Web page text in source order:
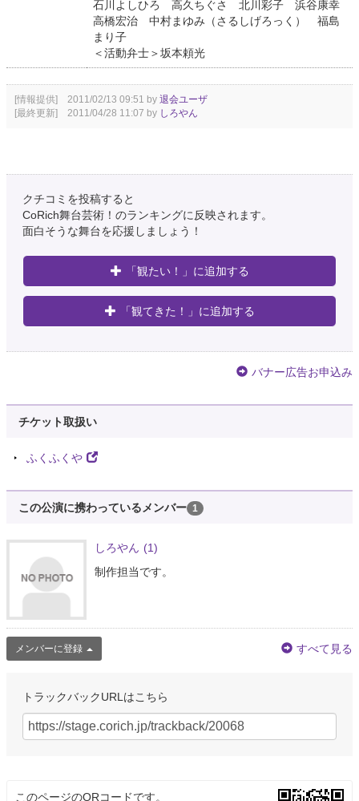
石川よしひろ 高久ちぐさ 北川彩子 浜谷康幸
高橋宏治 中村まゆみ（さるしげろっく） 福島
まり子
＜活動弁士＞坂本頼光
[情報提供] 2011/02/13 09:51 by 退会ユーザ
[最終更新] 2011/04/28 11:07 by しろやん
クチコミを投稿すると
CoRich舞台芸術！のランキングに反映されます。
面白そうな舞台を応援しましょう！
「観たい！」に追加する
「観てきた！」に追加する
バナー広告お申込み
チケット取扱い
ふくふくや
この公演に携わっているメンバー 1
しろやん (1)
制作担当です。
メンバーに登録 すべて見る
トラックバックURLはこちら
このページのQRコードです。